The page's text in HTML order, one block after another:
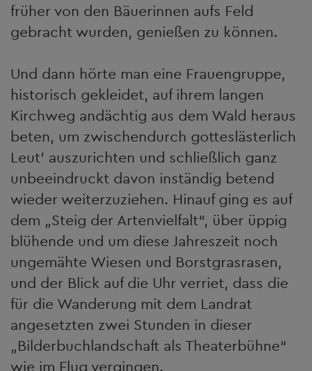
früher von den Bäuerinnen aufs Feld
gebracht wurden, genießen zu können.
Und dann hörte man eine Frauengruppe,
historisch gekleidet, auf ihrem langen
Kirchweg andächtig aus dem Wald heraus
beten, um zwischendurch gotteslästerlich
Leut’ auszurichten und schließlich ganz
unbeeindruckt davon inständig betend
wieder weiterzuziehen. Hinauf ging es auf
dem „Steig der Artenvielfalt“, über üppig
blühende und um diese Jahreszeit noch
ungemähte Wiesen und Borstgrasrasen,
und der Blick auf die Uhr verriet, dass die
für die Wanderung mit dem Landrat
angesetzten zwei Stunden in dieser
„Bilderbuchlandschaft als Theaterbühne“
wie im Flug vergingen.